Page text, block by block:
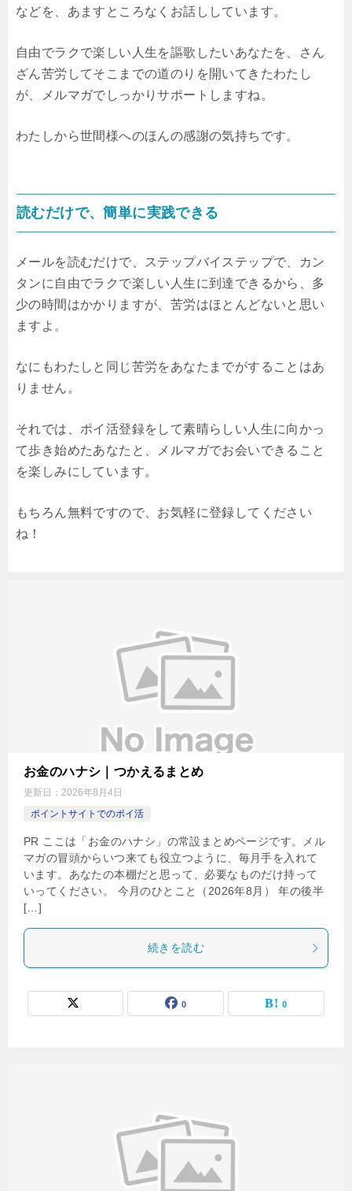
などを、あますところなくお話ししています。
自由でラクで楽しい人生を謳歌したいあなたを、さん
ざん苦労してそこまでの道のりを開いてきたわたし
が、メルマガでしっかりサポートしますね。
わたしから世間様へのほんの感謝の気持ちです。
読むだけで、簡単に実践できる
メールを読むだけで、ステップバイステップで、カン
タンに自由でラクで楽しい人生に到達できるから、多
少の時間はかかりますが、苦労はほとんどないと思い
ますよ。
なにもわたしと同じ苦労をあなたまでがすることはあ
りません。
それでは、ポイ活登録をして素晴らしい人生に向かっ
て歩き始めたあなたと、メルマガでお会いできること
を楽しみにしています。
もちろん無料ですので、お気軽に登録してください
ね！
お金のハナシ｜つかえるまとめ
更新日： 2026年8月4日
ポイントサイトでのポイ活
PR ここは「お金のハナシ」の常設まとめページです。メル
マガの冒頭からいつ来ても役立つように、毎月手を入れて
います。あなたの本棚だと思って、必要なものだけ持って
いってください。 今月のひとこと（2026年8月） 年の後半
[…]
続きを読む
0 0